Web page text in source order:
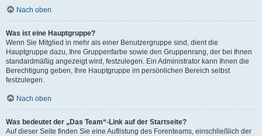
Nach oben
Was ist eine Hauptgruppe?
Wenn Sie Mitglied in mehr als einer Benutzergruppe sind, dient die
Hauptgruppe dazu, Ihre Gruppenfarbe sowie den Gruppenrang, der bei Ihnen
standardmäßig angezeigt wird, festzulegen. Ein Administrator kann Ihnen die
Berechtigung geben, Ihre Hauptgruppe im persönlichen Bereich selbst
festzulegen.
Nach oben
Was bedeutet der „Das Team“-Link auf der Startseite?
Auf dieser Seite finden Sie eine Auflistung des Forenteams, einschließlich der